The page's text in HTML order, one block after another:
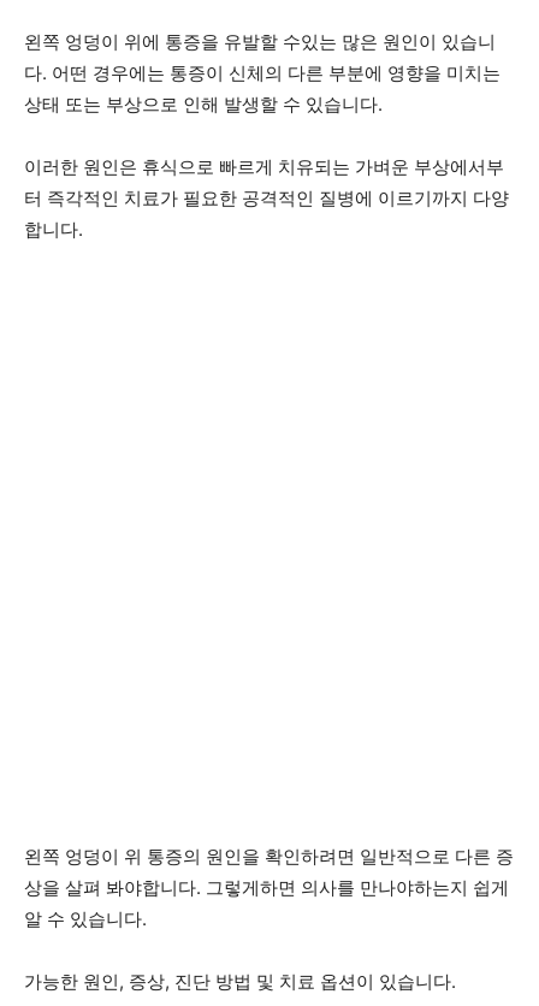
왼쪽 엉덩이 위에 통증을 유발할 수있는 많은 원인이 있습니
다. 어떤 경우에는 통증이 신체의 다른 부분에 영향을 미치는
상태 또는 부상으로 인해 발생할 수 있습니다.
이러한 원인은 휴식으로 빠르게 치유되는 가벼운 부상에서부
터 즉각적인 치료가 필요한 공격적인 질병에 이르기까지 다양
합니다.
왼쪽 엉덩이 위 통증의 원인을 확인하려면 일반적으로 다른 증
상을 살펴 봐야합니다. 그렇게하면 의사를 만나야하는지 쉽게
알 수 있습니다.
가능한 원인, 증상, 진단 방법 및 치료 옵션이 있습니다.